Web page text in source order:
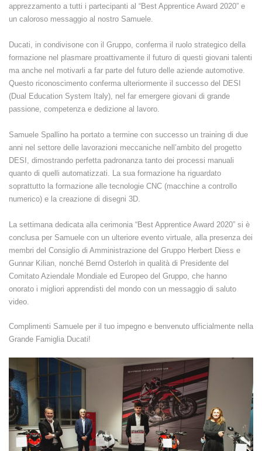
apprezzamento a tutti i partecipanti al “Best Apprentice Award 2020” e
un caloroso messaggio al nostro Samuele.
Ducati, in condivisone con il Gruppo, conferma il ruolo strategico della
formazione nel plasmare proattivamente il futuro di questi giovani talenti
ma anche nel motivarli a far parte del futuro delle aziende automotive.
Questo riconoscimento conferma ulteriormente il successo del DESI
(Dual Education System Italy), nel far emergere giovani di grande
passione, competenza e dedizione al lavoro.
Samuele Spallino ha portato a termine con successo un training di due
anni nel settore delle lavorazioni meccaniche nell’ambito del progetto
DESI, dimostrando perfetta padronanza tanto dei processi manuali
quanto di quelli automatizzati. La sua formazione ha riguardato
soprattutto la formazione alle tecnologie CNC (macchine a controllo
numerico) e la creazione di disegni 3D.
La settimana dedicata alla cerimonia “Best Apprentice Award 2020” si è
conclusa per Samuele con un ulteriore evento virtuale, alla presenza dei
membri del Consiglio di Amministrazione del Gruppo Herbert Diess e
Gunnar Kilian, nonché Bernd Osterloh in qualità di Presidente del
Comitato Aziendale Mondiale ed Europeo del Gruppo, che hanno
onorato i migliori apprendisti del mondo con un messaggio di saluto
video.
Complimenti Samuele per il tuo impegno e benvenuto ufficialmente nella
Grande Famiglia Ducati!